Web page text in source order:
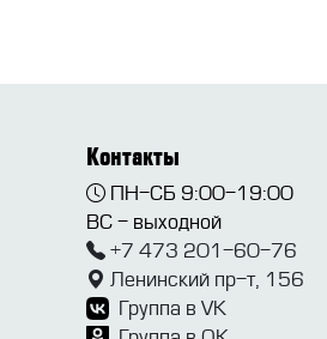
Контакты
ПН-СБ 9:00-19:00
ВС - выходной
+7 473 201-60-76
Ленинский пр-т, 156
Группа в VK